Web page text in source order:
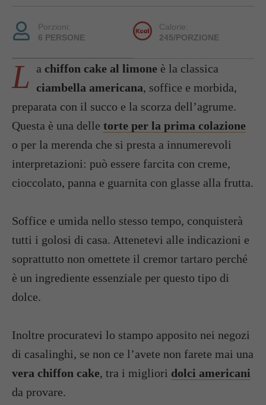
Porzioni:
6 PERSONE
Calorie:
245/PORZIONE
L a chiffon cake al limone è la classica
ciambella americana, soffice e morbida,
preparata con il succo e la scorza dell’agrume.
Questa è una delle torte per la prima colazione
o per la merenda che si presta a innumerevoli
interpretazioni: può essere farcita con creme,
cioccolato, panna e guarnita con glasse alla frutta.
Soffice e umida nello stesso tempo, conquisterà
tutti i golosi di casa. Attenetevi alle indicazioni e
soprattutto non omettete il cremor tartaro perché
è un ingrediente essenziale per questo tipo di
dolce.
Inoltre procuratevi lo stampo apposito nei negozi
di casalinghi, se non ce l’avete non farete mai una
vera chiffon cake, tra i migliori dolci americani
da provare.